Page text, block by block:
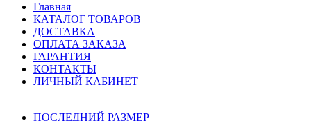
Главная
КАТАЛОГ ТОВАРОВ
ДОСТАВКА
ОПЛАТА ЗАКАЗА
ГАРАНТИЯ
КОНТАКТЫ
ЛИЧНЫЙ КАБИНЕТ
ПОСЛЕДНИЙ РАЗМЕР